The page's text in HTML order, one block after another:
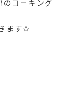
のコーキング
ます☆